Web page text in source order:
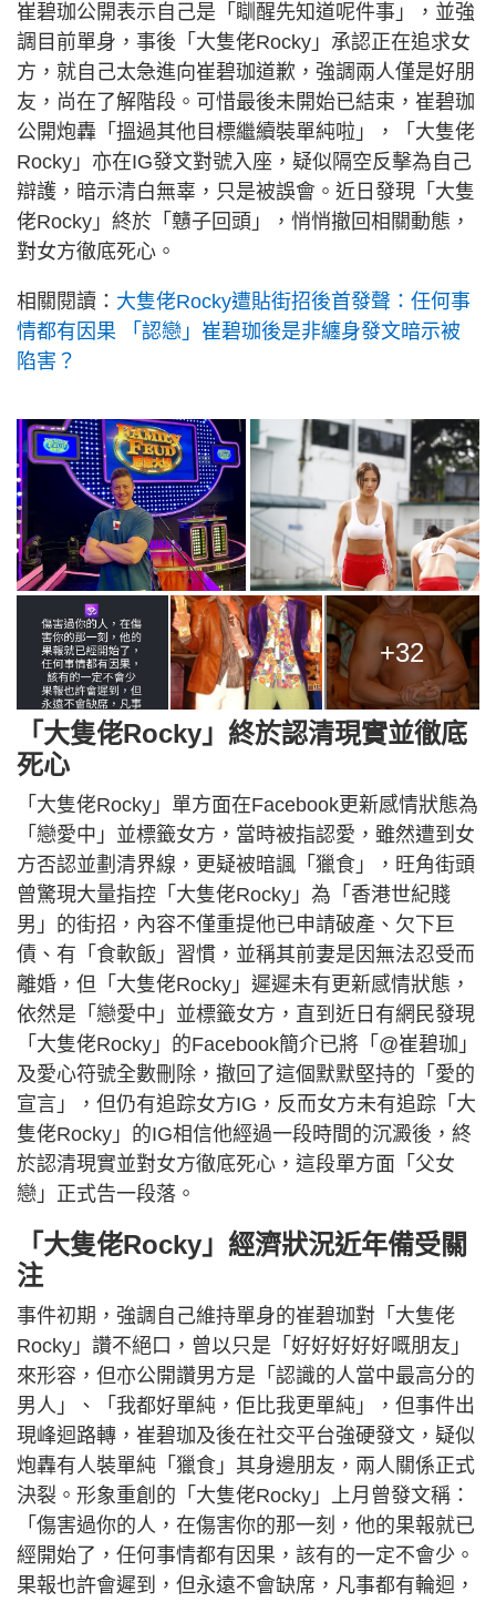
崔碧珈公開表示自己是「瞓醒先知道呢件事」，並強
調目前單身，事後「大隻佬Rocky」承認正在追求女
方，就自己太急進向崔碧珈道歉，強調兩人僅是好朋
友，尚在了解階段。可惜最後未開始已結束，崔碧珈
公開炮轟「搵過其他目標繼續裝單純啦」，「大隻佬
Rocky」亦在IG發文對號入座，疑似隔空反擊為自己
辯護，暗示清白無辜，只是被誤會。近日發現「大隻
佬Rocky」終於「戇子回頭」，悄悄撤回相關動態，
對女方徹底死心。
相關閱讀： 大隻佬Rocky遭貼街招後首發聲：任何事
情都有因果 「認戀」崔碧珈後是非纏身發文暗示被
陷害？
+32
「大隻佬Rocky」終於認清現實並徹底
死心
「大隻佬Rocky」單方面在Facebook更新感情狀態為
「戀愛中」並標籤女方，當時被指認愛，雖然遭到女
方否認並劃清界線，更疑被暗諷「獵食」，旺角街頭
曾驚現大量指控「大隻佬Rocky」為「香港世紀賤
男」的街招，內容不僅重提他已申請破產、欠下巨
債、有「食軟飯」習慣，並稱其前妻是因無法忍受而
離婚，但「大隻佬Rocky」遲遲未有更新感情狀態，
依然是「戀愛中」並標籤女方，直到近日有網民發現
「大隻佬Rocky」的Facebook簡介已將「@崔碧珈」
及愛心符號全數刪除，撤回了這個默默堅持的「愛的
宣言」，但仍有追踪女方IG，反而女方未有追踪「大
隻佬Rocky」的IG相信他經過一段時間的沉澱後，終
於認清現實並對女方徹底死心，這段單方面「父女
戀」正式告一段落。
「大隻佬Rocky」經濟狀況近年備受關
注
事件初期，強調自己維持單身的崔碧珈對「大隻佬
Rocky」讚不絕口，曾以只是「好好好好好嘅朋友」
來形容，但亦公開讚男方是「認識的人當中最高分的
男人」、「我都好單純，佢比我更單純」，但事件出
現峰迴路轉，崔碧珈及後在社交平台強硬發文，疑似
炮轟有人裝單純「獵食」其身邊朋友，兩人關係正式
決裂。形象重創的「大隻佬Rocky」上月曾發文稱：
「傷害過你的人，在傷害你的那一刻，他的果報就已
經開始了，任何事情都有因果，該有的一定不會少。
果報也許會遲到，但永遠不會缺席，凡事都有輪迴，